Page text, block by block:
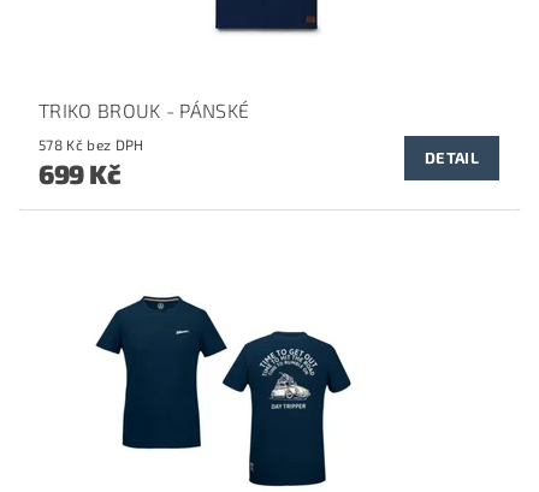
TRIKO BROUK - PÁNSKÉ
578 Kč bez DPH
699 Kč DETAIL